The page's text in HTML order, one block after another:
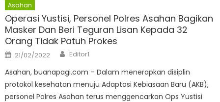
Asahan
Operasi Yustisi, Personel Polres Asahan Bagikan
Masker Dan Beri Teguran Lisan Kepada 32
Orang Tidak Patuh Prokes
Posted
on
21/02/2022 Author
Editor1
Asahan, buanapagi.com – Dalam menerapkan disiplin
protokol kesehatan menuju Adaptasi Kebiasaan Baru (AKB),
personel Polres Asahan terus menggencarkan Ops Yustisi